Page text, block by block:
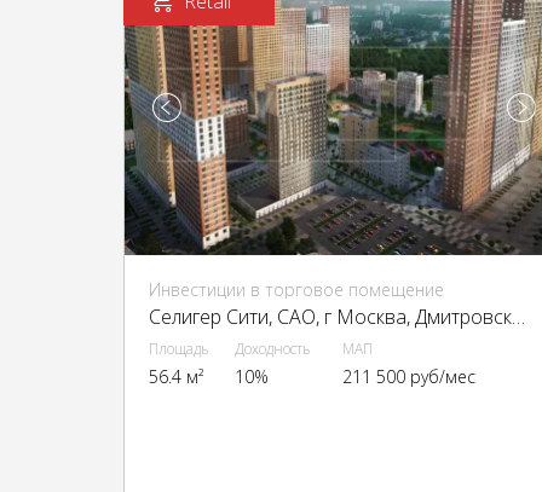
Инвестиции в торговое помещение
Селигер Сити, CАО, г Москва, Дмитровское ш., 87, стр. 2, 3
Площадь
56.4 м²
Доходность
10%
МАП
211 500 руб/мес